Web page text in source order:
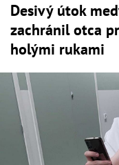
Desivý útok
zachránil otca
holými rukami